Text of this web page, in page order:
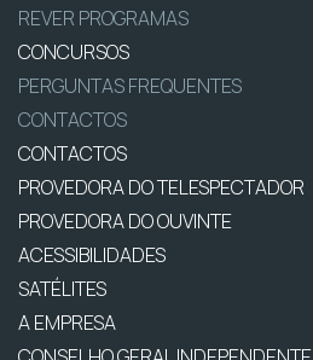
REVER PROGRAMAS
CONCURSOS
PERGUNTAS FREQUENTES
CONTACTOS
CONTACTOS
PROVEDORA DO TELESPECTADOR
PROVEDORA DO OUVINTE
ACESSIBILIDADES
SATÉLITES
A EMPRESA